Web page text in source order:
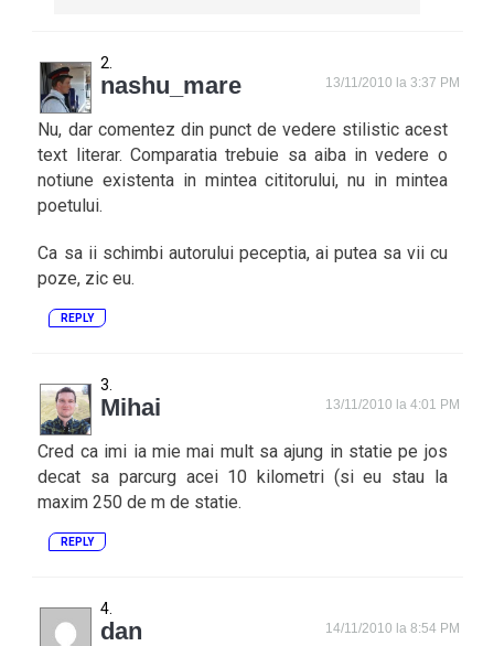
nashu_mare 13/11/2010 la 3:37 PM
Nu, dar comentez din punct de vedere stilistic acest
text literar. Comparatia trebuie sa aiba in vedere o
notiune existenta in mintea cititorului, nu in mintea
poetului.
Ca sa ii schimbi autorului peceptia, ai putea sa vii cu
poze, zic eu.
REPLY
Mihai 13/11/2010 la 4:01 PM
Cred ca imi ia mie mai mult sa ajung in statie pe jos
decat sa parcurg acei 10 kilometri (si eu stau la
maxim 250 de m de statie.
REPLY
dan 14/11/2010 la 8:54 PM